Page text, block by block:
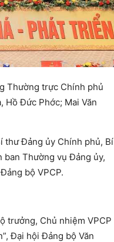
Thường trực Chính phủ
Hồ Đức Phớc; Mai Văn
thư Đảng ủy Chính phủ, Bí
ban Thường vụ Đảng ủy,
bộ VPCP.
trưởng, Chủ nhiệm VPCP
Đại hội Đảng bộ Văn